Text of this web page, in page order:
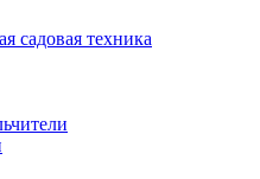
садовая техника